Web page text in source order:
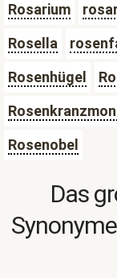
Rosarium
Rosella
Rosenhügel
Rosenobel
Das